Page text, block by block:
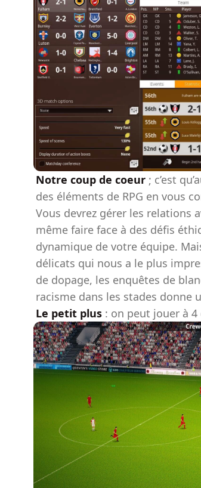
Notre coup de coeur ; c’est
des éléments de RPG en vous
Vous devrez gérer les relations
même faire face à des défis
dynamique de votre équipe.
délicats qui nous a le plus
de dopage, les enquêtes de
racisme dans les stades donne
Le petit plus : on peut jouer à 4